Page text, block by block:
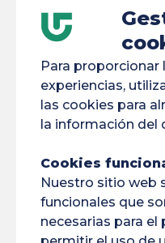
Para proporcionar
experiencias,
las cookies para
la información del
Cookies
Nuestro sitio web
funcionales que
necesarias para
BIS
Bélem Cambio
Conferencia
COVAPAM DFPU
Financiación
Fronteras FSDIE